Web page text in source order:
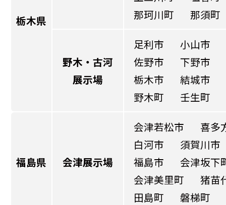
栃木県
那珂川町
那須町
野木・古河
展示場
足利市
小山市
佐野市
下野市
栃木市
結城市
野木町
壬生町
福島県 会津展示場
会津若松市
喜多
白河市
須賀川市
福島市
会津坂下
会津美里町
猪苗
田島町
磐梯町